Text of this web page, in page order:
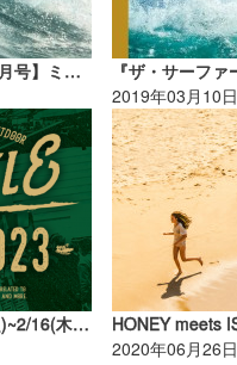
【12/9発売 サーフィンライフ1月号】ミドルエイジサーファーのスキルアップ読本【AD】
2019年03月10日
【INTERSTYLE 2023】2/14(火)~2/16(木)までパシフィコ横浜で開催！
2020年06月26日